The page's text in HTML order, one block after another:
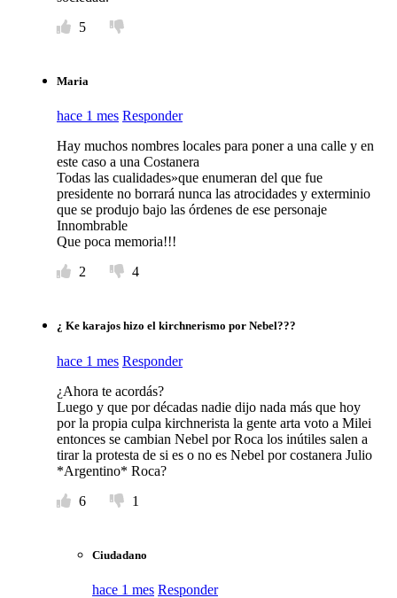
5
Maria
hace 1 mes Responder
Hay muchos nombres locales para poner a una calle y en
este caso a una Costanera
Todas las cualidades»que enumeran del que fue
presidente no borrará nunca las atrocidades y exterminio
que se produjo bajo las órdenes de ese personaje
Innombrable
Que poca memoria!!!
2
4
¿ Ke karajos hizo el kirchnerismo por Nebel???
hace 1 mes Responder
¿Ahora te acordás?
Luego y que por décadas nadie dijo nada más que hoy
por la propia culpa kirchnerista la gente arta voto a Milei
entonces se cambian Nebel por Roca los inútiles salen a
tirar la protesta de si es o no es Nebel por costanera Julio
*Argentino* Roca?
6
1
Ciudadano
hace 1 mes Responder